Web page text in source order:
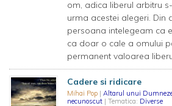
om, adica liberul arbitru
urma acestei alegeri. Din
persoana intelegeam ca
ca doar o cale a omului
permanent valoarea
Cadere si ridicare
Mihai Pop | Altarul unui
necunoscut | Tematica: Diverse